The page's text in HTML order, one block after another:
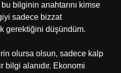
bilginin anahtarını kimse
sadece bizzat
gerektiğini düşündüm.
olursa olsun, sadece kalp
alanıdır. Ekonomi